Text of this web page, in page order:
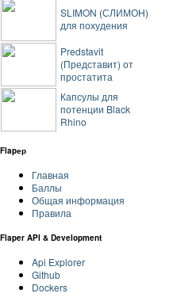
SLIMON (СЛИМОН)
для похудения
Predstavit
(Представит) от
простатита
Капсулы для
потенции Black
Rhino
Flapер
Главная
Баллы
Общая информация
Правила
Flaper API & Development
Api Explorer
Github
Dockers